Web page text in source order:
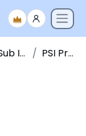
PSI Pre 2018